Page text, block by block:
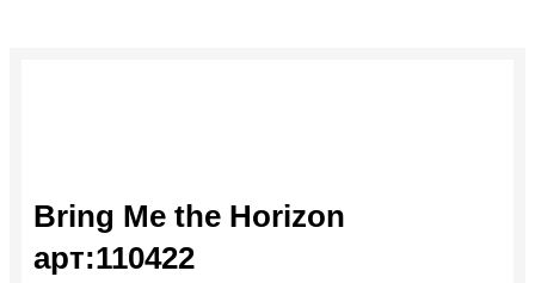
Bring Me the Horizon
арт:110422